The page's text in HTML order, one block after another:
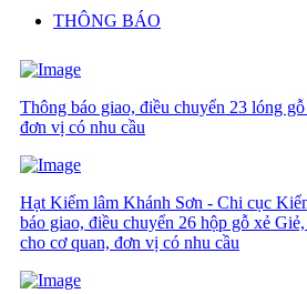
THÔNG BÁO
Thông báo giao, điều chuyển 23 lóng
đơn vị có nhu cầu
Hạt Kiểm lâm Khánh Sơn - Chi cục
báo giao, điều chuyển 26 hộp gỗ xẻ
cho cơ quan, đơn vị có nhu cầu